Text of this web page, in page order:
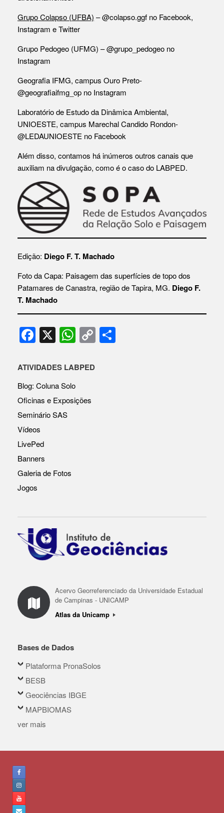
Grupo Colapso (UFBA) – @colapso.ggf no Facebook,
Instagram e Twitter
Grupo Pedogeo (UFMG) – @grupo_pedogeo no
Instagram
Geografia IFMG, campus Ouro Preto-
@geografiaifmg_op no Instagram
Laboratório de Estudo da Dinâmica Ambiental,
UNIOESTE, campus Marechal Candido Rondon-
@LEDAUNIOESTE no Facebook
Além disso, contamos há inúmeros outros canais que
auxiliam na divulgação, como é o caso do LABPED.
Edição: Diego F. T. Machado
Foto da Capa: Paisagem das superfícies de topo dos
Patamares de Canastra, região de Tapira, MG. Diego F.
T. Machado
F
a
c
e
b
o
o
k
X W
h
at
A
C
o
ATIVIDADES LABPED
Blog: Coluna Solo
Oficinas e Exposições
Seminário SAS
Vídeos
LivePed
Banners
Galeria de Fotos
Jogos
Acervo Georreferenciado da Universidade Estadual
de Campinas - UNICAMP
Atlas da Unicamp
Bases de Dados
Plataforma PronaSolos
BESB
Geociências IBGE
MAPBIOMAS
ver mais